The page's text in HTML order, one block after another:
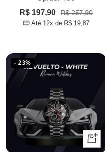
Preço
promocional
R$ 197,90
Preço
normal
R$ 257,90
Até 12x de R$ 19,87
- 23%